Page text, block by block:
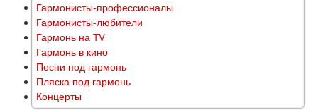
Гармонисты-профессионалы
Гармонисты-любители
Гармонь на TV
Гармонь в кино
Песни под гармонь
Пляска под гармонь
Концерты